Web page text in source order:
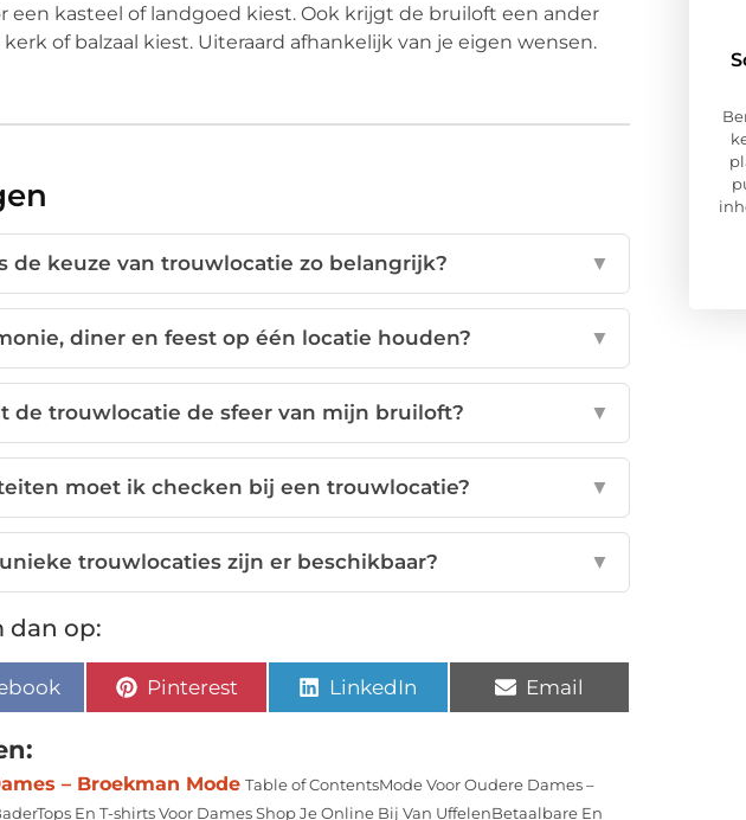
een kasteel of landgoed kiest. Ook krijgt de bruiloft een ander
of balzaal kiest. Uiteraard afhankelijk van je eigen wensen.
de keuze van trouwlocatie zo belangrijk? ▼
diner en feest op één locatie houden? ▼
de trouwlocatie de sfeer van mijn bruiloft? ▼
moet ik checken bij een trouwlocatie? ▼
trouwlocaties zijn er beschikbaar? ▼
dan op:
Pinterest LinkedIn Email
– Broekman Mode Table of ContentsMode Voor Oudere Dames –
En T-shirts Voor Dames Shop Je Online Bij Van UffelenBetaalbare En